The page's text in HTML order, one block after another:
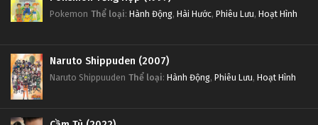
Pokemon Thể loại: Hành Động, Hài Hước, Phiêu Lưu, Hoạt Hình
Naruto Shippuden (2007)
Naruto Shippuuden Thể loại: Hành Động, Phiêu Lưu, Hoạt Hình